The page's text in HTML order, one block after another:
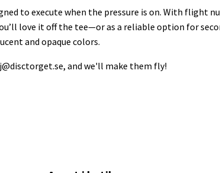
to execute when the pressure is on. With flight
love it off the tee—or as a reliable option for
and opaque colors.
, and we'll make them fly!